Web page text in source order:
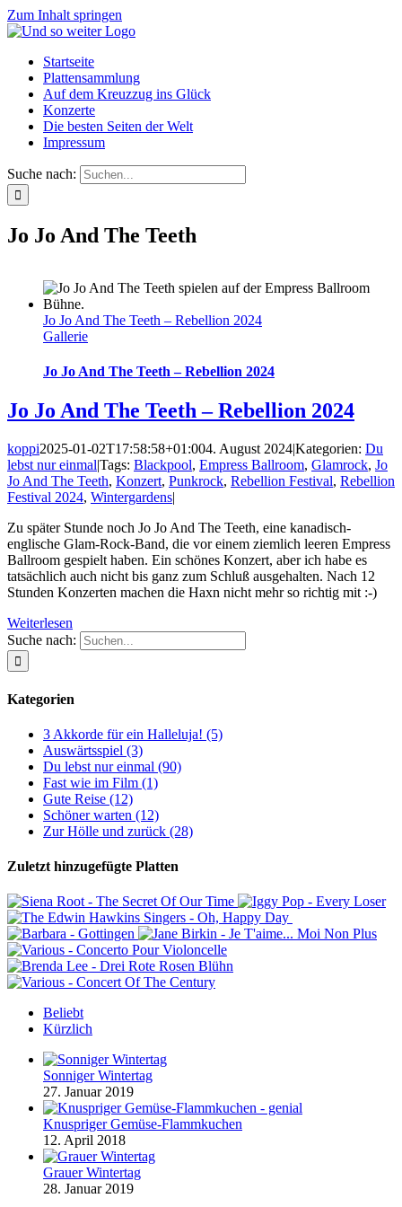
Zum Inhalt springen
Startseite
Plattensammlung
Auf dem Kreuzzug ins Glück
Konzerte
Die besten Seiten der Welt
Impressum
Suche nach:
Jo Jo And The Teeth
Jo Jo And The Teeth – Rebellion 2024
Gallerie
Jo Jo And The Teeth – Rebellion 2024
Jo Jo And The Teeth – Rebellion 2024
koppi2025-01-02T17:58:58+01:004. August 2024|Kategorien: Du
lebst nur einmal|Tags: Blackpool, Empress Ballroom, Glamrock, Jo
Jo And The Teeth, Konzert, Punkrock, Rebellion Festival, Rebellion
Festival 2024, Wintergardens|
Zu später Stunde noch Jo Jo And The Teeth, eine kanadisch-
englische Glam-Rock-Band, die vor einem ziemlich leeren Empress
Ballroom gespielt haben. Ein schönes Konzert, aber ich habe es
tatsächlich auch nicht bis ganz zum Schluß ausgehalten. Nach 12
Stunden Konzerten machen die Haxn nicht mehr so richtig mit :-)
Weiterlesen
Suche nach:
Kategorien
3 Akkorde für ein Halleluja! (5)
Auswärtsspiel (3)
Du lebst nur einmal (90)
Fast wie im Film (1)
Gute Reise (12)
Schöner warten (12)
Zur Hölle und zurück (28)
Zuletzt hinzugefügte Platten
Beliebt
Kürzlich
Sonniger Wintertag
27. Januar 2019
Knuspriger Gemüse-Flammkuchen
12. April 2018
Grauer Wintertag
28. Januar 2019